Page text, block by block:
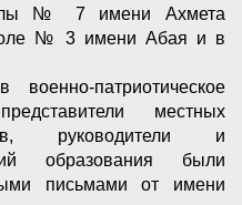
№ 7 имени Ахмета
№ 3 имени Абая и в
патриотическое
местных
руководители и
образования были
письмами от имени